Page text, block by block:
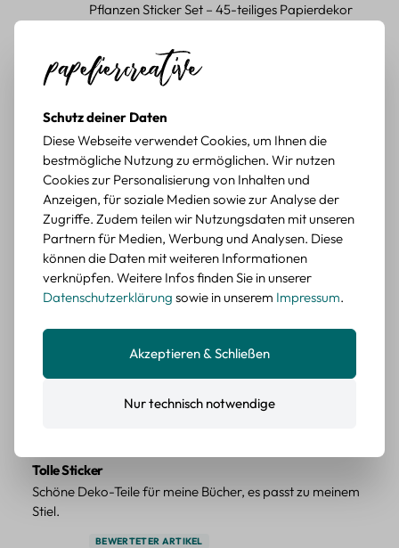
Pflanzen Sticker Set – 45-teiliges Papierdekor
Durchschnittliche Bewertung von 5 von 5 Sternen
Erika G.diesen Monat
Tolle Motive, Briefmarken gehen zu vielen Projekten,
würde sie wieder kaufen.
BEWERTETER ARTIKEL
Retro Briefmarken Sticker Set – 45 Papier-
Sticker mit Wald- und Tiermotiven
Durchschnittliche Bewertung von 5 von 5 Sternen
Erika G. diesen Monat Verifizierter Kauf
Schöne Motive
Die Sticker passen gut zu meinen Büchern, würde sie
Retro Blumen Sticker Set – 45 Stück mit 15
Farbe: F
Tolle Sticker
Schöne Deko-Teile für meine Bücher, es passt zu meinem
Stiel.
BEWERTETER ARTIKEL
Schutz deiner Daten
Diese Webseite verwendet Cookies, um Ihnen die
bestmögliche Nutzung zu ermöglichen. Wir nutzen
Cookies zur Personalisierung von Inhalten und
Anzeigen, für soziale Medien sowie zur Analyse der
Zugriffe. Zudem teilen wir Nutzungsdaten mit unseren
Partnern für Medien, Werbung und Analysen. Diese
können die Daten mit weiteren Informationen
verknüpfen. Weitere Infos finden Sie in unserer
Datenschutzerklärung sowie in unserem Impressum.
Nur technisch notwendige
Akzeptieren & Schließen